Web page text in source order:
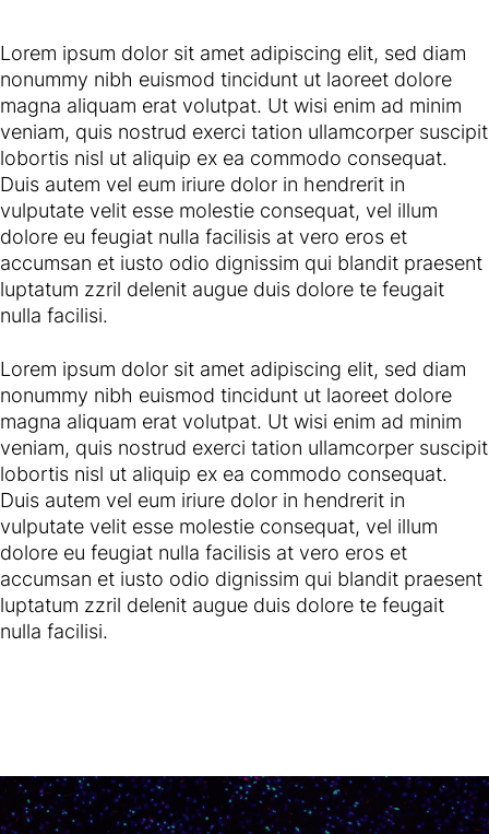
Lorem ipsum dolor sit amet adipiscing elit, sed diam
nonummy nibh euismod tincidunt ut laoreet dolore
magna aliquam erat volutpat. Ut wisi enim ad minim
veniam, quis nostrud exerci tation ullamcorper suscipit
lobortis nisl ut aliquip ex ea commodo consequat.
Duis autem vel eum iriure dolor in hendrerit in
vulputate velit esse molestie consequat, vel illum
dolore eu feugiat nulla facilisis at vero eros et
accumsan et iusto odio dignissim qui blandit praesent
luptatum zzril delenit augue duis dolore te feugait
nulla facilisi.
Lorem ipsum dolor sit amet adipiscing elit, sed diam
nonummy nibh euismod tincidunt ut laoreet dolore
magna aliquam erat volutpat. Ut wisi enim ad minim
veniam, quis nostrud exerci tation ullamcorper suscipit
lobortis nisl ut aliquip ex ea commodo consequat.
Duis autem vel eum iriure dolor in hendrerit in
vulputate velit esse molestie consequat, vel illum
dolore eu feugiat nulla facilisis at vero eros et
accumsan et iusto odio dignissim qui blandit praesent
luptatum zzril delenit augue duis dolore te feugait
nulla facilisi.